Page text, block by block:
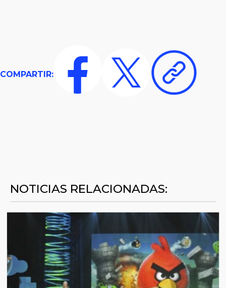
COMPARTIR:
NOTICIAS RELACIONADAS: